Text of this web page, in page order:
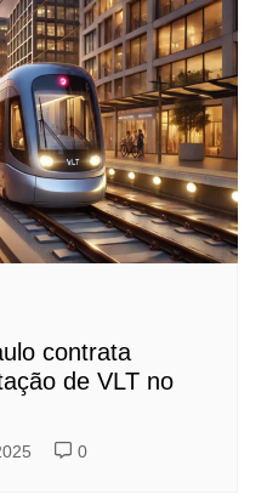
contrata
de VLT no
0